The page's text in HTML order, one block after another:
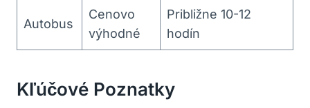
Autobus
Cenovo
výhodné
Približne 10-12
hodín
Kľúčové Poznatky